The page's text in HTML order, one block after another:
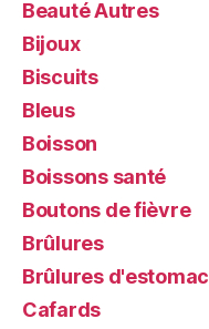
Beauté Autres
Bijoux
Biscuits
Bleus
Boisson
Boissons santé
Boutons de fièvre
Brûlures
Brûlures d'estomac
Cafards